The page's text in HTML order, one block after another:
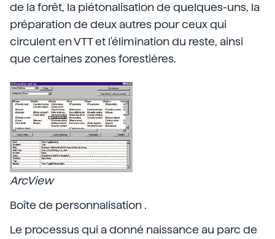
de la forêt, la piétonalisation de quelques-uns, la
préparation de deux autres pour ceux qui
circulent en VTT et l'élimination du reste, ainsi
que certaines zones forestières.
ArcView
Boîte de personnalisation .
Le processus qui a donné naissance au parc de